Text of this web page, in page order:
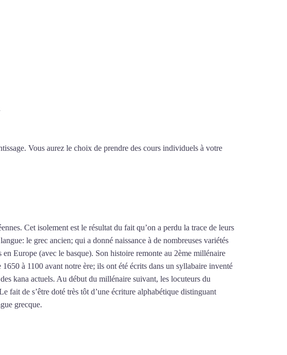
Vous aurez le choix de prendre des cours individuels à votre
Cet isolement est le résultat du fait qu’on a perdu la trace de leurs
le grec ancien; qui a donné naissance à de nombreuses variétés
Europe (avec le basque). Son histoire remonte au 2ème millénaire
à 1100 avant notre ère; ils ont été écrits dans un syllabaire inventé
kana actuels. Au début du millénaire suivant, les locuteurs du
fait de s’être doté très tôt d’une écriture alphabétique distinguant
grecque.